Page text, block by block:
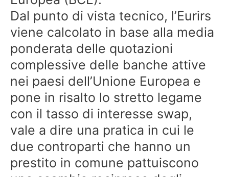
Dal punto di vista tecnico, l’Eurirs
viene calcolato in base alla media
ponderata delle quotazioni
complessive delle banche attive
nei paesi dell’Unione Europea e
pone in risalto lo stretto legame
con il tasso di interesse swap,
vale a dire una pratica in cui le
due controparti che hanno un
prestito in comune pattuiscono